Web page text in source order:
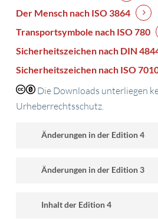
Der Mensch nach ISO 3864
Transportsymbole nach ISO 780
Sicherheitszeichen nach DIN
Sicherheitszeichen nach ISO
Die Downloads unterliegen
Urheberrechtsschutz.
Änderungen in der Edition 4
viele neue oder vollständig
Detail)
Änderungen in der Edition 3
Inhalt der Edition 4